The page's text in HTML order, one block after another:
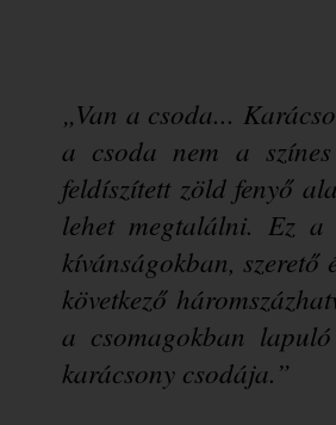
„Van a csoda...
a csoda nem a
feldíszített zöld fenyő
lehet megtalálni. Ez a
kívánságokban, szerető
következő
a csomagokban
karácsony csodája.”